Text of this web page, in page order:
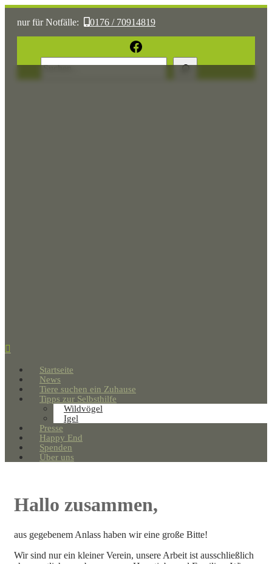
nur für Notfälle: 0176 / 70914819
Sonst: tierhilfe.wolfsburg@t-online.de
Facebook
Startseite
News
Tiere suchen ein Zuhause
Tipps zur Selbsthilfe
Wildvögel
Igel
Presse
Happy End
Spenden
Über uns
Hallo zusammen,
aus gegebenem Anlass haben wir eine große Bitte!
Wir sind nur ein kleiner Verein, unsere Arbeit ist ausschließlich